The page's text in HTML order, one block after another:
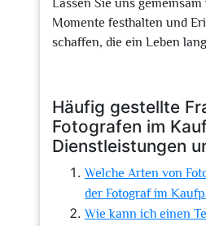
Lassen Sie uns
Momente festhalten und
schaffen, die ein Leben
Häufig gestellte
Fotografen im
Dienstleistungen
Welche Arten von
der Fotograf im
Wie kann ich einen